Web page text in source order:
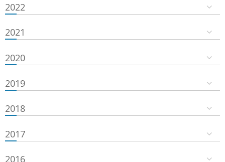
2022
2021
2020
2019
2018
2017
2016